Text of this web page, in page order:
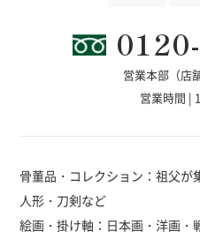
営業本部（店
営業時間 |
骨董品・コレクション：祖父が
人形・刀剣など
絵画・掛け軸：日本画・洋画